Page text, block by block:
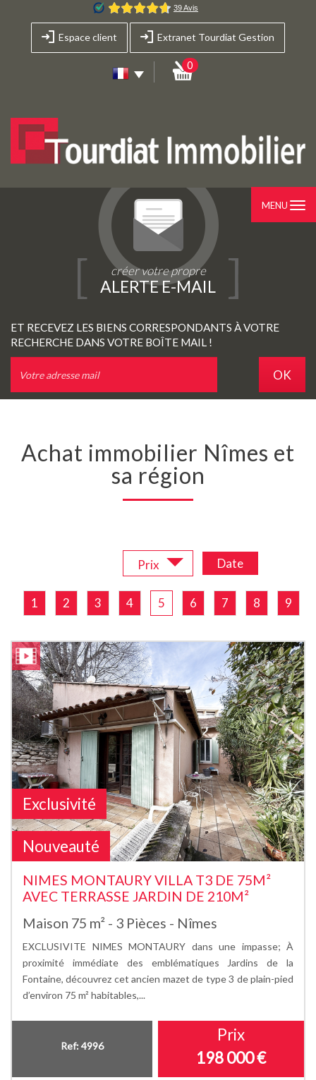
Espace client Extranet Tourdiat Gestion
0
MENU
créer votre propre
ALERTE E-MAIL
ET RECEVEZ LES BIENS CORRESPONDANTS À VOTRE
RECHERCHE DANS VOTRE BOÎTE MAIL !
OK
Achat immobilier Nîmes et
sa région
Prix Date
1 2 3 4 5 6 7 8 9
Exclusivité
Nouveauté
NIMES MONTAURY VILLA T3 DE 75M²
AVEC TERRASSE JARDIN DE 210M²
Maison 75 m² - 3 Pièces - Nîmes
EXCLUSIVITE NIMES MONTAURY dans une impasse; À
proximité immédiate des emblématiques Jardins de la
Fontaine, découvrez cet ancien mazet de type 3 de plain-pied
d’environ 75 m² habitables,...
Ref: 4996
Prix
198 000€